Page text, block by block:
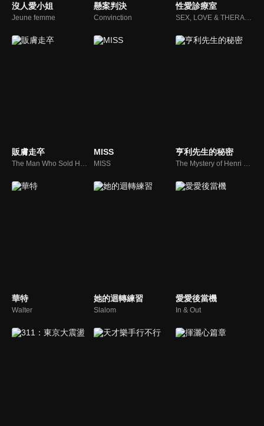
沒人愛小姐
Jeune femme
懸案判決
Convinction
性愛診療室
SEX, LOVE & THERAPY
販膚走卒
The Man Who Sold His Skin
MISS
MISS
亨利先生的秘密
The Mystery of Henri Pick
華特
Walter
她的迴轉練習
Slalom
愛愛後當機
In & Out